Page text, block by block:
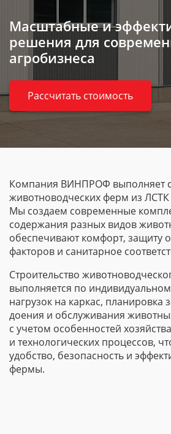
Масштабные и
решения для
агробизнеса
Рассчитать стоимость
Компания ВИНПРОФ выполняет
животноводческих ферм из
Мы создаем современные
содержания разных видов
обеспечивают комфорт, защиту
факторов и санитарное
Строительство
выполняется по
нагрузок на каркас, планировка
доения и обслуживания
с учетом особенностей
и технологических процессов,
удобство, безопасность и
фермы.